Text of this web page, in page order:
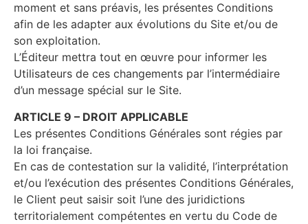
moment et sans préavis, les présentes Conditions
afin de les adapter aux évolutions du Site et/ou de
son exploitation.
L’Éditeur mettra tout en œuvre pour informer les
Utilisateurs de ces changements par l’intermédiaire
d’un message spécial sur le Site.
ARTICLE 9 – DROIT APPLICABLE
Les présentes Conditions Générales sont régies par
la loi française.
En cas de contestation sur la validité, l’interprétation
et/ou l’exécution des présentes Conditions Générales,
le Client peut saisir soit l’une des juridictions
territorialement compétentes en vertu du Code de